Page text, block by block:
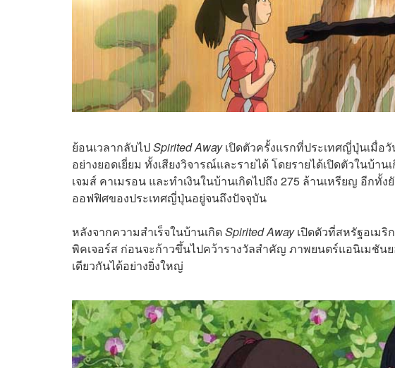
ย้อนเวลากลับไปSpirited Awayเปิดตัวครั้งแรกที่ประเทศญี่ปุ่นเมื่อ
อย่างยอดเยี่ยม ทั้งเสียงวิจารณ์และรายได้ โดยรายได้เปิดตัวในบ้าน
เจมส์ คาเมรอน และทำเงินในบ้านเกิดไปถึง 275 ล้านเหรียญ อีก
ออฟฟิศของประเทศญี่ปุ่นอยู่จนถึงปัจจุบัน
หลังจากความสำเร็จในบ้านเกิดSpirited Awayเปิดตัวที่สหรัฐอเมริ
พิคเจอร์ส ก่อนจะก้าวขึ้นไปคว้ารางวัลสำคัญ ภาพยนตร์แอนิเมชันย
เดียวกันได้อย่างยิ่งใหญ่